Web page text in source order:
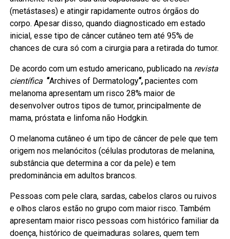
(metástases) e atingir rapidamente outros órgãos do
corpo. Apesar disso, quando diagnosticado em estado
inicial, esse tipo de câncer cutâneo tem até 95% de
chances de cura só com a cirurgia para a retirada do tumor.
De acordo com um estudo americano, publicado na revista
científica “Archives of Dermatology“, pacientes com
melanoma apresentam um risco 28% maior de
desenvolver outros tipos de tumor, principalmente de
mama, próstata e linfoma não Hodgkin.
O melanoma cutâneo é um tipo de câncer de pele que tem
origem nos melanócitos (células produtoras de melanina,
substância que determina a cor da pele) e tem
predominância em adultos brancos.
Pessoas com pele clara, sardas, cabelos claros ou ruivos
e olhos claros estão no grupo com maior risco. Também
apresentam maior risco pessoas com histórico familiar da
doença, histórico de queimaduras solares, quem tem